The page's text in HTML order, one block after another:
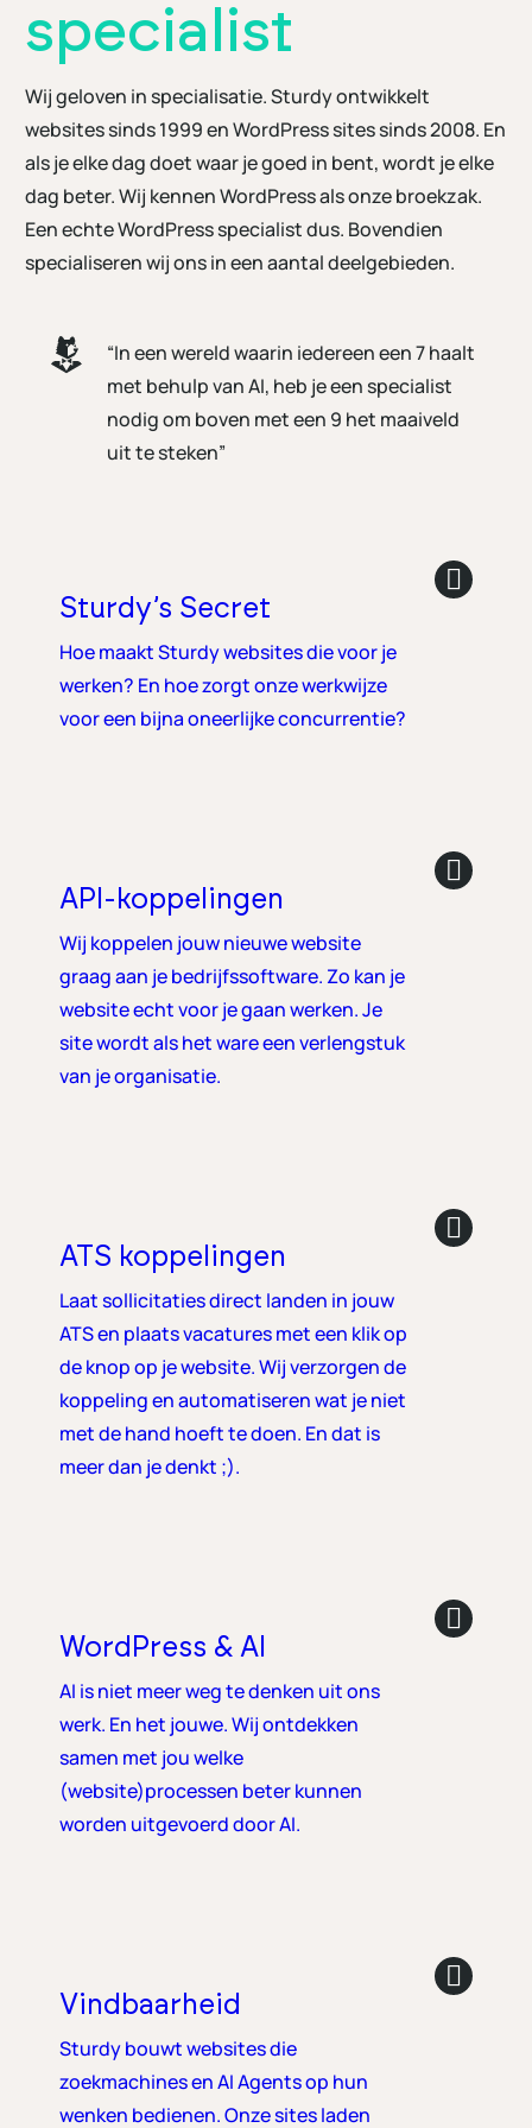
specialist
Wij geloven in specialisatie. Sturdy ontwikkelt
websites sinds 1999 en WordPress sites sinds 2008. En
als je elke dag doet waar je goed in bent, wordt je elke
dag beter. Wij kennen WordPress als onze broekzak.
Een echte WordPress specialist dus. Bovendien
specialiseren wij ons in een aantal deelgebieden.
“In een wereld waarin iedereen een 7 haalt
met behulp van AI, heb je een specialist
nodig om boven met een 9 het maaiveld
uit te steken”
Sturdy’s Secret
Hoe maakt Sturdy websites die voor je
werken? En hoe zorgt onze werkwijze
voor een bijna oneerlijke concurrentie?
API-koppelingen
Wij koppelen jouw nieuwe website
graag aan je bedrijfssoftware. Zo kan je
website echt voor je gaan werken. Je
site wordt als het ware een verlengstuk
van je organisatie.
ATS koppelingen
Laat sollicitaties direct landen in jouw
ATS en plaats vacatures met een klik op
de knop op je website. Wij verzorgen de
koppeling en automatiseren wat je niet
met de hand hoeft te doen. En dat is
meer dan je denkt ;).
WordPress & AI
AI is niet meer weg te denken uit ons
werk. En het jouwe. Wij ontdekken
samen met jou welke
(website)processen beter kunnen
worden uitgevoerd door AI.
Vindbaarheid
Sturdy bouwt websites die
zoekmachines en AI Agents op hun
wenken bedienen. Onze sites laden